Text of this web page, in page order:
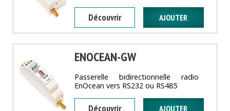
Découvrir
ENOCEAN-GW
Passerelle bidirectionnelle radio
EnOcean vers RS232 ou RS485
Découvrir